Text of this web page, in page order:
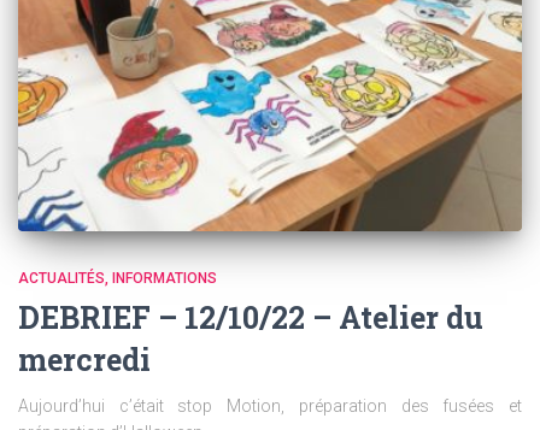
ACTUALITÉS INFORMATIONS
DEBRIEF – 12/10/22 – Atelier du
mercredi
Aujourd’hui c’était stop Motion, préparation des fusées et